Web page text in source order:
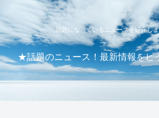
話題になっているニュースを紹介し
★話題のニュース！最新情報をピ